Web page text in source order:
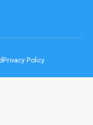
Privacy Policy